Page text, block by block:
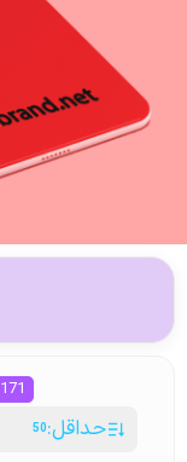
171
حداقل:50